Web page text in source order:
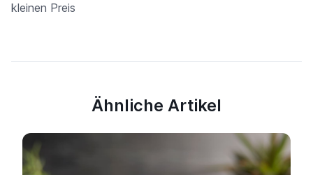
kleinen Preis
Ähnliche Artikel